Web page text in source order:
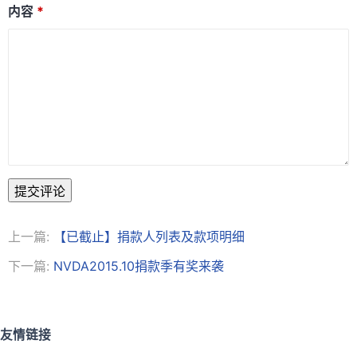
内容
提交评论
上一篇:
【已截止】捐款人列表及款项明细
下一篇: NVDA2015.10捐款季有奖来袭
友情链接